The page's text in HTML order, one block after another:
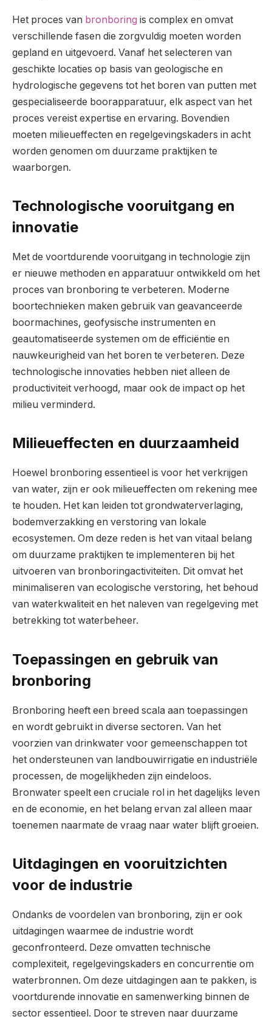
Het proces van bronboring is complex en omvat
verschillende fasen die zorgvuldig moeten worden
gepland en uitgevoerd. Vanaf het selecteren van
geschikte locaties op basis van geologische en
hydrologische gegevens tot het boren van putten met
gespecialiseerde boorapparatuur, elk aspect van het
proces vereist expertise en ervaring. Bovendien
moeten milieueffecten en regelgevingskaders in acht
worden genomen om duurzame praktijken te
waarborgen.
Technologische vooruitgang en
innovatie
Met de voortdurende vooruitgang in technologie zijn
er nieuwe methoden en apparatuur ontwikkeld om het
proces van bronboring te verbeteren. Moderne
boortechnieken maken gebruik van geavanceerde
boormachines, geofysische instrumenten en
geautomatiseerde systemen om de efficiëntie en
nauwkeurigheid van het boren te verbeteren. Deze
technologische innovaties hebben niet alleen de
productiviteit verhoogd, maar ook de impact op het
milieu verminderd.
Milieueffecten en duurzaamheid
Hoewel bronboring essentieel is voor het verkrijgen
van water, zijn er ook milieueffecten om rekening mee
te houden. Het kan leiden tot grondwaterverlaging,
bodemverzakking en verstoring van lokale
ecosystemen. Om deze reden is het van vitaal belang
om duurzame praktijken te implementeren bij het
uitvoeren van bronboringactiviteiten. Dit omvat het
minimaliseren van ecologische verstoring, het behoud
van waterkwaliteit en het naleven van regelgeving met
betrekking tot waterbeheer.
Toepassingen en gebruik van
bronboring
Bronboring heeft een breed scala aan toepassingen
en wordt gebruikt in diverse sectoren. Van het
voorzien van drinkwater voor gemeenschappen tot
het ondersteunen van landbouwirrigatie en industriële
processen, de mogelijkheden zijn eindeloos.
Bronwater speelt een cruciale rol in het dagelijks leven
en de economie, en het belang ervan zal alleen maar
toenemen naarmate de vraag naar water blijft groeien.
Uitdagingen en vooruitzichten
voor de industrie
Ondanks de voordelen van bronboring, zijn er ook
uitdagingen waarmee de industrie wordt
geconfronteerd. Deze omvatten technische
complexiteit, regelgevingskaders en concurrentie om
waterbronnen. Om deze uitdagingen aan te pakken, is
voortdurende innovatie en samenwerking binnen de
sector essentieel. Door te streven naar duurzame